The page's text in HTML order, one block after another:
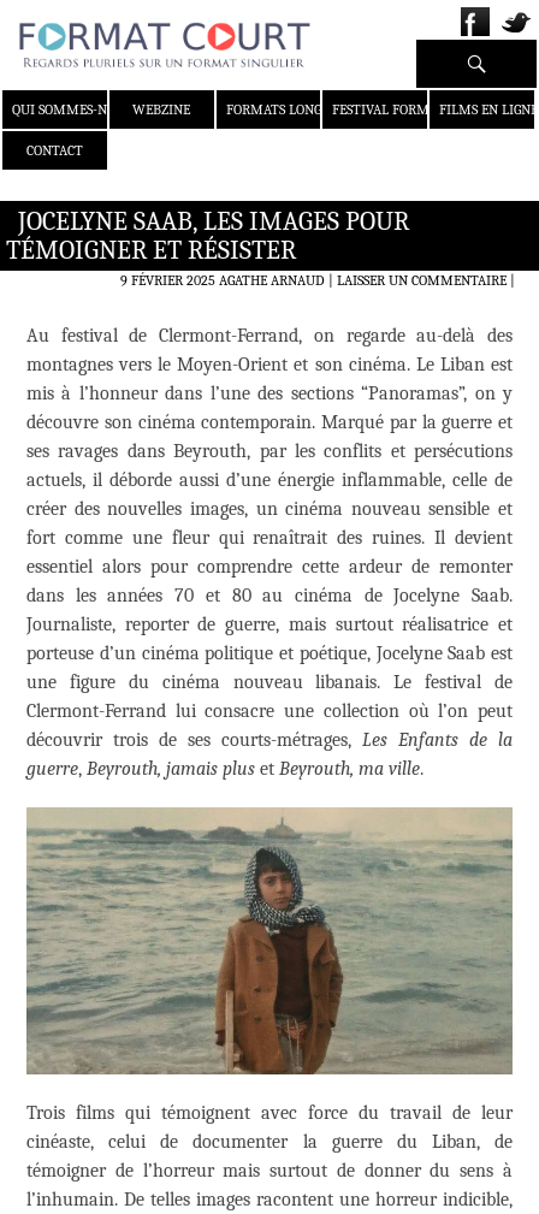
QUI SOMMES-NOUS ?WEBZINE FORMATS LONGS FESTIVAL FORMAT COURT
FILMS EN LIGNE
CONTACT
Recherche
JOCELYNE SAAB, LES IMAGES POUR
TÉMOIGNER ET RÉSISTER
9 FÉVRIER 2025 AGATHE ARNAUD LAISSER UN COMMENTAIRE|
Au festival de Clermont-Ferrand, on regarde au-delà des
montagnes vers le Moyen-Orient et son cinéma. Le Liban est
mis à l’honneur dans l’une des sections “Panoramas”, on y
découvre son cinéma contemporain. Marqué par la guerre et
ses ravages dans Beyrouth, par les conflits et persécutions
actuels, il déborde aussi d’une énergie inflammable, celle de
créer des nouvelles images, un cinéma nouveau sensible et
fort comme une fleur qui renaîtrait des ruines. Il devient
essentiel alors pour comprendre cette ardeur de remonter
dans les années 70 et 80 au cinéma de Jocelyne Saab.
Journaliste, reporter de guerre, mais surtout réalisatrice et
porteuse d’un cinéma politique et poétique, Jocelyne Saab est
une figure du cinéma nouveau libanais. Le festival de
Clermont-Ferrand lui consacre une collection où l’on peut
découvrir trois de ses courts-métrages, Les Enfants de la
guerre, Beyrouth, jamais plus et Beyrouth, ma ville.
Trois films qui témoignent avec force du travail de leur
cinéaste, celui de documenter la guerre du Liban, de
témoigner de l’horreur mais surtout de donner du sens à
l’inhumain. De telles images racontent une horreur indicible,